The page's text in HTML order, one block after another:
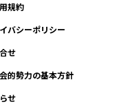
規約
バシーポリシー
せ
的勢力の基本方針
せ